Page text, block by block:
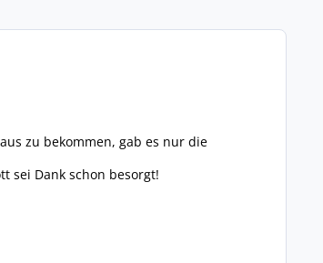
zu bekommen, gab es nur die
sei Dank schon besorgt!